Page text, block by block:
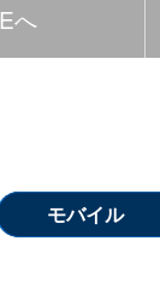
へ
モバイル